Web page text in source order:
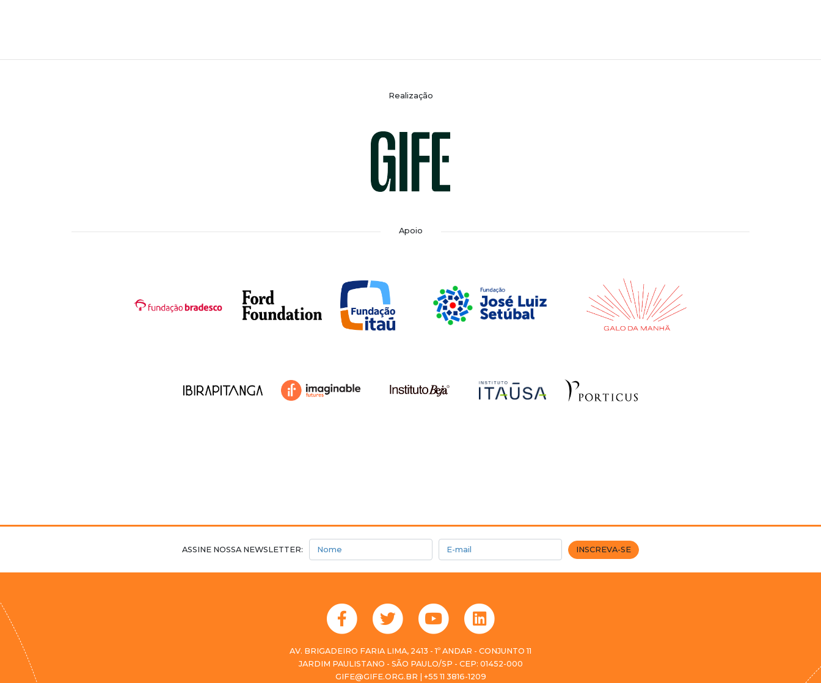
Realização
Apoio
ASSINE NOSSA NEWSLETTER:Nome E-mail INSCREVA-SE
AV. BRIGADEIRO FARIA LIMA, 2413 - 1º ANDAR - CONJUNTO 11
JARDIM PAULISTANO - SÃO PAULO/SP - CEP: 01452-000
GIFE@GIFE.ORG.BR | +55 11 3816-1209